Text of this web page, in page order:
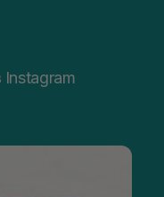
Instagram